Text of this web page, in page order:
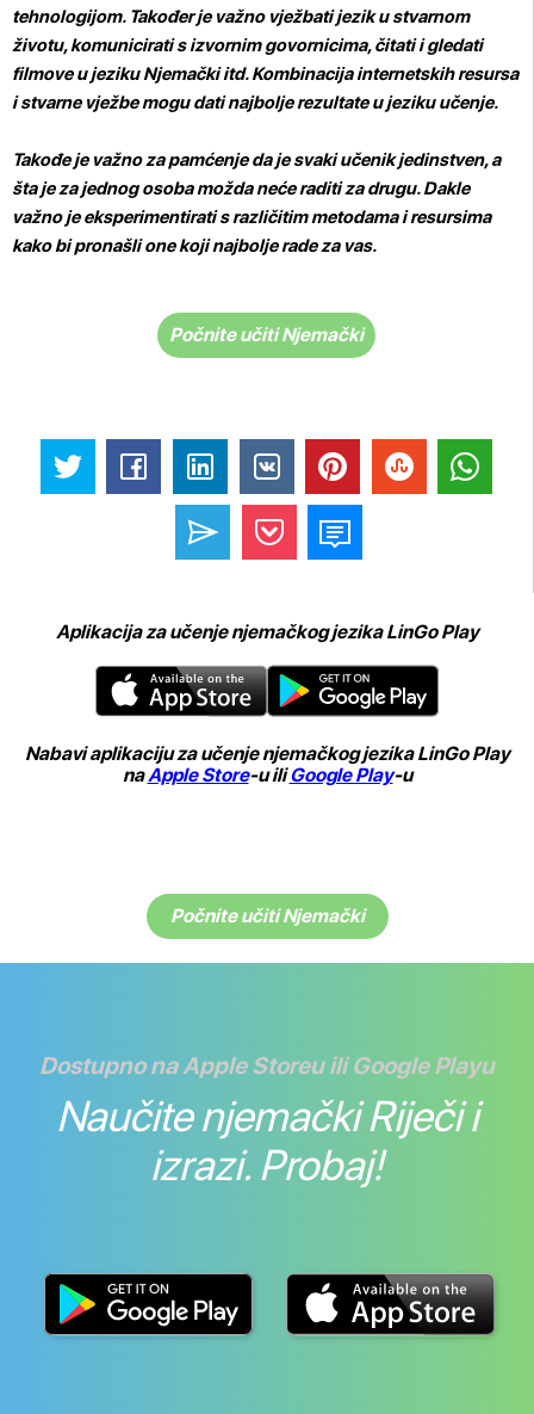
tehnologijom. Također je važno vježbati jezik u stvarnom
životu, komunicirati s izvornim govornicima, čitati i gledati
filmove u jeziku Njemački itd. Kombinacija internetskih resursa
i stvarne vježbe mogu dati najbolje rezultate u jeziku učenje.
Takođe je važno za pamćenjeda je svaki učenik jedinstven, a
šta je za jednog osoba možda neće raditi za drugu. Dakle
važno je eksperimentirati s različitim metodama i resursima
kako bi pronašli one koji najbolje rade za vas.
Počnite učiti Njemački
Aplikacija za učenje njemačkog jezika LinGo Play
Nabavi aplikaciju za učenje njemačkog jezika LinGo Play
naApple Store-u iliGoogle Play-u
Počnite učiti Njemački
Dostupno na Apple Storeu ili Google Playu
Naučite njemački Riječi i
izrazi. Probaj!